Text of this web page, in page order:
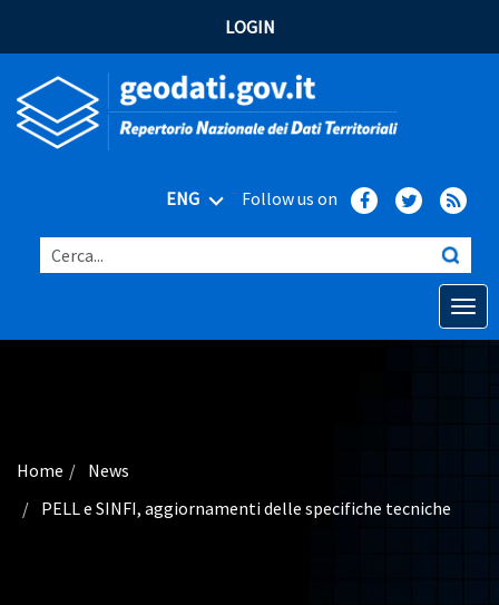
LOGIN
ENG Follow us on
Cerca...
Open
Advanced search
Geodata
Home
News
PELL e SINFI, aggiornamenti delle specifiche tecniche